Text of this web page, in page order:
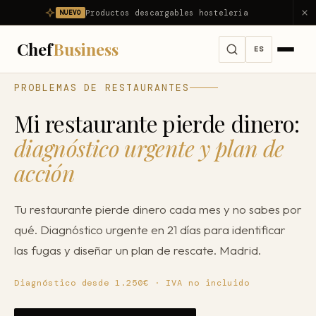
NUEVO Productos descargables hosteleria
ChefBusiness ES
Ver todos los servicios →
Consultoría Integral
Asesor Gastronómico
Consultor de Restaurantes
Problemas
Ver todos los problemas →
Mi restaurante pierde dinero
Reducir food cost
Reducir costes
Reducir mermas
Diagnóstico
Productos
Nosotros
Resultados
PROBLEMAS DE RESTAURANTES
Mi restaurante pierde dinero:
diagnóstico urgente y plan de
acción
Tu restaurante pierde dinero cada mes y no sabes por
qué. Diagnóstico urgente en 21 días para identificar
las fugas y diseñar un plan de rescate. Madrid.
Diagnóstico desde 1.250€ · IVA no incluido